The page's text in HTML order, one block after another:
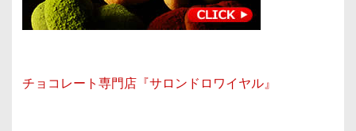
チョコレート専門店『サロンドロワイヤル』